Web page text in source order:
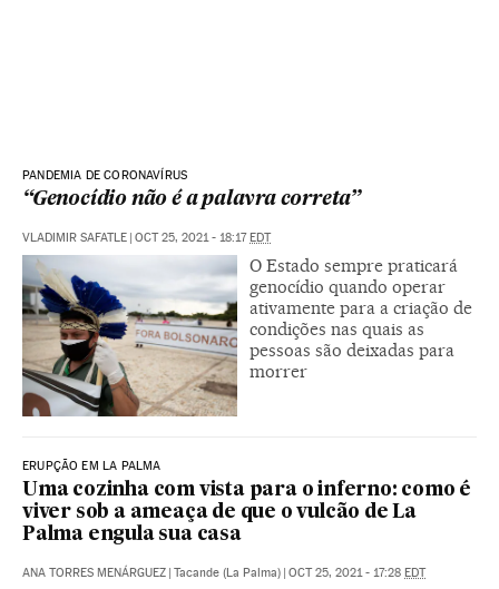
PANDEMIA DE CORONAVÍRUS
“Genocídio não é a palavra correta”
VLADIMIR SAFATLE OCT 25, 2021 - 18:17 EDT
O Estado sempre praticará
genocídio quando operar
ativamente para a criação de
condições nas quais as
pessoas são deixadas para
morrer
ERUPÇÃO EM LA PALMA
Uma cozinha com vista para o inferno: como é
viver sob a ameaça de que o vulcão de La
Palma engula sua casa
ANA TORRES MENÁRGUEZ Tacande (La Palma) OCT 25, 2021 - 17:28 EDT